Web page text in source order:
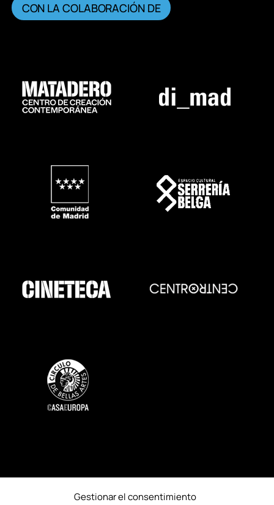
Gestionar el consentimiento
CON LA COLABORACIÓN DE
SOSTENIBILIDAD ACCESIBILIDAD